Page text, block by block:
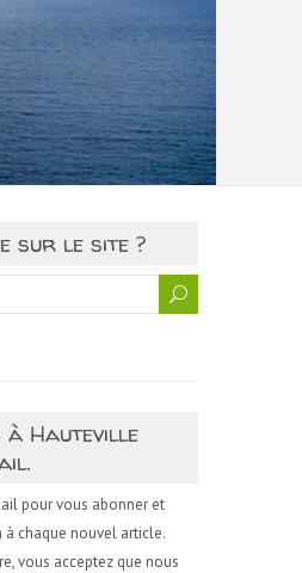
sur le site ?
à Hauteville
pour vous abonner et
chaque nouvel article.
vous acceptez que nous